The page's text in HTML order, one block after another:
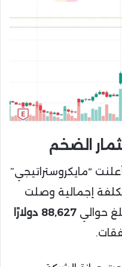
الضخم
“مايكروستراتيجي”
إجمالية وصلت
حوالي 88,627 دولارًا